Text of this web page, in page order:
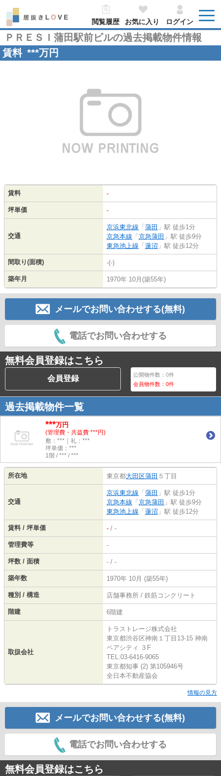
閲覧履歴 お気に入り ログイン
ＰＲＥＳＩ蒲田駅前ビルの過去掲載物件情報
賃料 ***万円
賃料 -
坪単価 -
交通
京浜東北線 「 蒲田 」駅 徒歩1分
京急本線 「 京急蒲田 」駅 徒歩9分
東急池上線 「 蓮沼 」駅 徒歩12分
間取り(面積) -(-)
築年月 1970年 10月(築55年)
メールでお問い合わせする(無料)
電話でお問い合わせする
無料会員登録はこちら
会員登録 公開物件数：0件
会員物件数：0件
過去掲載物件一覧
***万円
(管理費・共益費 ***円)
敷：***｜礼：***
坪単価：***
1階 / *** / ***
所在地 東京都大田区蒲田 ５丁目
交通
京浜東北線 「 蒲田 」駅 徒歩1分
京急本線 「 京急蒲田 」駅 徒歩9分
東急池上線 「 蓮沼 」駅 徒歩12分
賃料 / 坪単価 - / -
管理費等 -
坪数 / 面積 - / -
築年数 1970年 10月 (築55年)
種別 / 構造 店舗事務所 / 鉄筋コンクリート
階建 6階建
取扱会社
トラストレージ株式会社
東京都渋谷区神南１丁目13-15 神南
ペアシティ ３F
TEL:03-6416-9065
東京都知事 (2) 第105946号
全日本不動産協会
情報の見方
メールでお問い合わせする(無料)
電話でお問い合わせする
無料会員登録はこちら